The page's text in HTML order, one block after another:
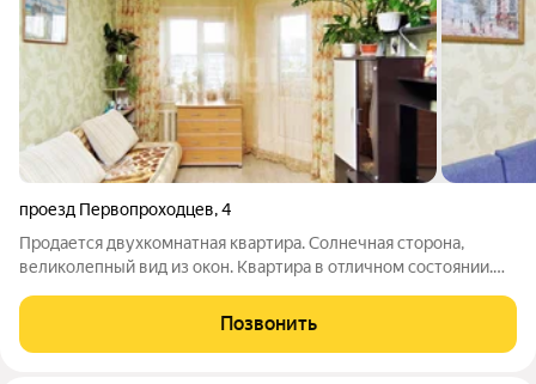
проезд Первопроходцев,4
Продается двухкомнатная квартира. Солнечная сторона,
великолепный вид из окон. Квартира в отличном состоянии.
квартире пол стяжка. Стены выровнены под маяк. Поклеены
обои. Балкон со
Позвонить